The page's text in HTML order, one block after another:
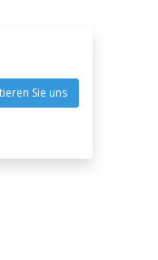
Nightstick
Sie uns